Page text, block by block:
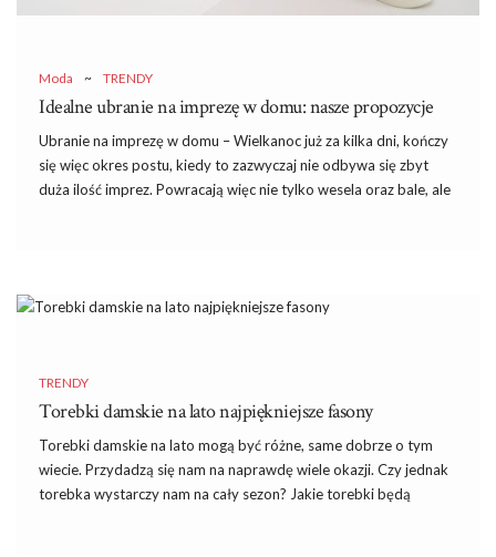
Moda ~ TRENDY
Idealne ubranie na imprezę w domu: nasze propozycje
Ubranie na imprezę w domu – Wielkanoc już za kilka dni, kończy
się więc okres postu, kiedy to zazwyczaj nie odbywa się zbyt
duża ilość imprez. Powracają więc nie tylko wesela oraz bale, ale
powinno być?
pewnością to na imprezy domowe chodzimy najczęściej. W
końcu wesela czy bale nie zdarzają się na ogół częściej niż kilka
razy do roku, a na organizowane w domu urodziny, imieniny czy
imprezy bez większej okazji zapraszani jesteśmy zazwyczaj
częściej. Przecież nawet kilkuosobowe …
TRENDY
Torebki damskie na lato najpiękniejsze fasony
Torebki damskie na lato mogą być różne, same dobrze o tym
wiecie. Przydadzą się nam na naprawdę wiele okazji. Czy jednak
torebka wystarczy nam na cały sezon? Jakie torebki będą